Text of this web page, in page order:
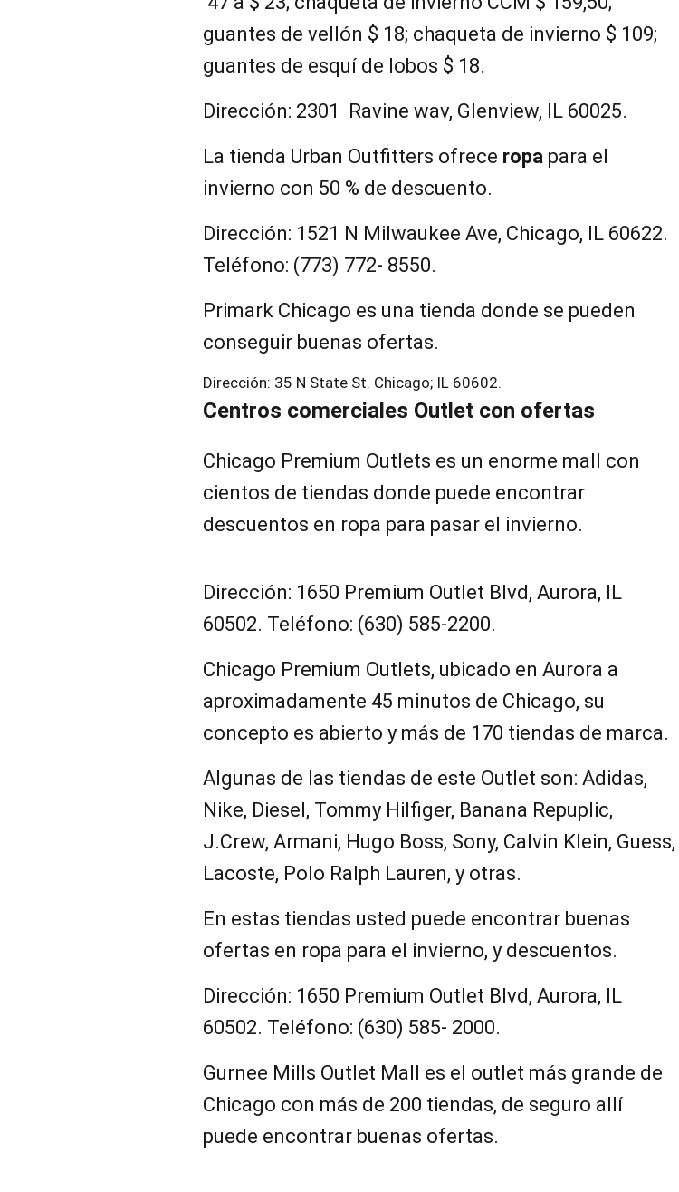
guantes de vellón $ 18; chaqueta de invierno $ 109;
guantes de esquí de lobos $ 18.
Dirección: 2301 Ravine wav, Glenview, IL 60025.
La tienda Urban Outfitters ofrece ropa para el
invierno con 50 % de descuento.
Dirección: 1521 N Milwaukee Ave, Chicago, IL 60622.
Teléfono: (773) 772- 8550.
Primark Chicago es una tienda donde se pueden
conseguir buenas ofertas.
Dirección: 35 N State St. Chicago; IL 60602.
Centros comerciales Outlet con ofertas
Chicago Premium Outlets es un enorme mall con
cientos de tiendas donde puede encontrar
descuentos en ropa para pasar el invierno.
Dirección: 1650 Premium Outlet Blvd, Aurora, IL
60502. Teléfono: (630) 585-2200.
Chicago Premium Outlets, ubicado en Aurora a
aproximadamente 45 minutos de Chicago, su
concepto es abierto y más de 170 tiendas de marca.
Algunas de las tiendas de este Outlet son: Adidas,
Nike, Diesel, Tommy Hilfiger, Banana Repuplic,
J.Crew, Armani, Hugo Boss, Sony, Calvin Klein, Guess,
Lacoste, Polo Ralph Lauren, y otras.
En estas tiendas usted puede encontrar buenas
ofertas en ropa para el invierno, y descuentos.
Dirección: 1650 Premium Outlet Blvd, Aurora, IL
60502. Teléfono: (630) 585- 2000.
Gurnee Mills Outlet Mall es el outlet más grande de
Chicago con más de 200 tiendas, de seguro allí
puede encontrar buenas ofertas.